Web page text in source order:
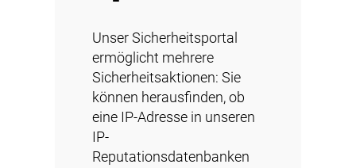
Unser Sicherheitsportal
ermöglicht mehrere
Sicherheitsaktionen: Sie
können herausfinden, ob
eine IP-Adresse in unseren
IP-
Reputationsdatenbanken